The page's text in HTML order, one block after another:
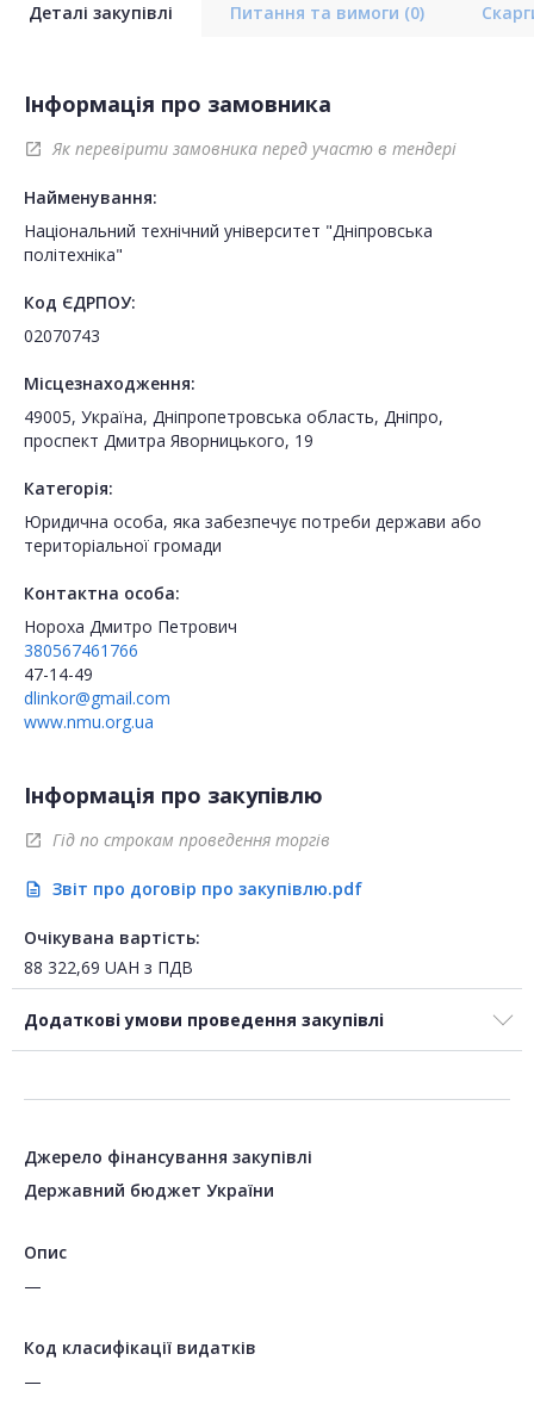
Деталі закупівлі Питання та вимоги (0)
Інформація про замовника
open_in_new Як перевірити замовника перед участю в тендері
Найменування:
Національний технічний університет "Дніпровська
політехніка"
Код ЄДРПОУ:
02070743
Місцезнаходження:
49005, Україна, Дніпропетровська область, Дніпро,
проспект Дмитра Яворницького, 19
Категорія:
Юридична особа, яка забезпечує потреби держави або
територіальної громади
Контактна особа:
Нороха Дмитро Петрович
380567461766
47-14-49
dlinkor@gmail.com
www.nmu.org.ua
Інформація про закупівлю
open_in_new Гід по строкам проведення торгів
description Звіт про договір про закупівлю.pdf
Очікувана вартість:
88 322,69 UAH з ПДВ
Додаткові умови проведення закупівлі
Джерело фінансування закупівлі
Державний бюджет України
Опис
—
Код класифікації видатків
—